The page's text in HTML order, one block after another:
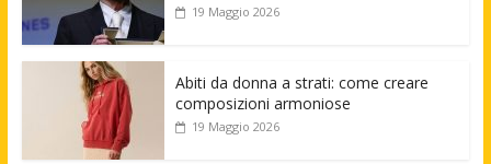
19 Maggio 2026
Abiti da donna a strati: come creare
composizioni armoniose
19 Maggio 2026